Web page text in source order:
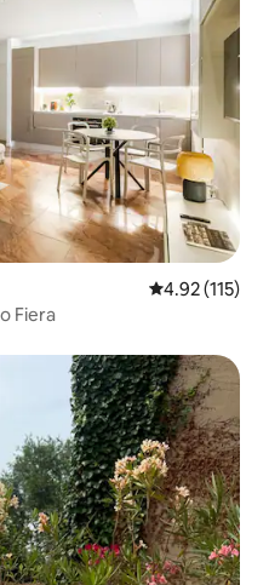
Calificación
4.92 (115)
Fiera